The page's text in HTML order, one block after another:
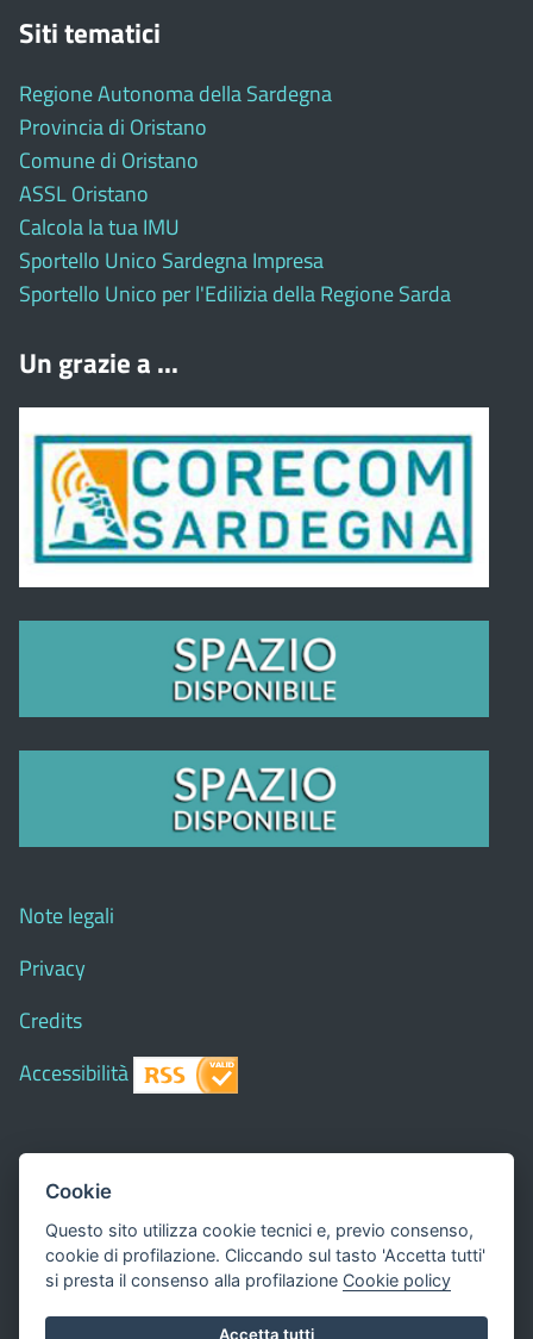
Siti tematici
Regione Autonoma della Sardegna
Provincia di Oristano
Comune di Oristano
ASSL Oristano
Calcola la tua IMU
Sportello Unico Sardegna Impresa
Sportello Unico per l'Edilizia della Regione Sarda
Un grazie a ...
Note legali
Privacy
Credits
Accessibilità
© 2018 Comune di
del Comune - CMS:Città In Comune
Questo sito utilizza, nella versione per UTENTI CON
DISLESSIA,Biancoenero ®, una font italiana ad Alta
Cookie
Questo sito utilizza cookie tecnici e, previo consenso,
cookie di profilazione. Cliccando sul tasto 'Accetta tutti'
si presta il consenso alla profilazione Cookie policy
Accetta tutti